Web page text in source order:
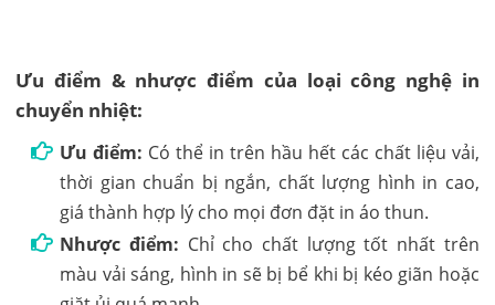
Ưu điểm & nhược điểm của loại công nghệ in
chuyển nhiệt:
Ưu điểm: Có thể in trên hầu hết các chất liệu vải,
thời gian chuẩn bị ngắn, chất lượng hình in cao,
giá thành hợp lý cho mọi đơn đặt in áo thun.
Nhược điểm: Chỉ cho chất lượng tốt nhất trên
màu vải sáng, hình in sẽ bị bể khi bị kéo giãn hoặc